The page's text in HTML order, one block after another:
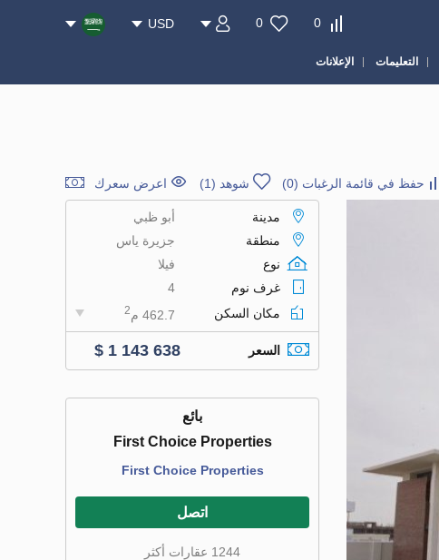
0
0
USD
التعليمات الإعلانات
حفظ في قائمة الرغبات (
0
) شوهد (1) اعرض سعرك
مدينة
أبو ظبي
منطقة
جزيرة ياس
نوع
فيلا
غرف نوم
4
مكان السكن
462.7 م 2
السعر $ 1 143 638
بائع
First Choice Properties
First Choice Properties
اتصل
1244 عقارات أكثر